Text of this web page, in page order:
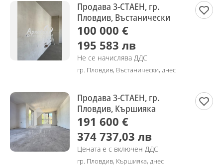
Продава 3-СТАЕН, гр.
Пловдив, Въстанически
100 000 €
195 583 лв
Не се начислява ДДС
гр. Пловдив, Въстанически, днес
Продава 3-СТАЕН, гр.
Пловдив, Кършияка
191 600 €
374 737,03 лв
Цената е с включен ДДС
гр. Пловдив, Кършияка, днес